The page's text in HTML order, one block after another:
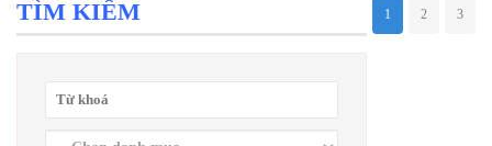
1 2 3
TÌM KIẾM